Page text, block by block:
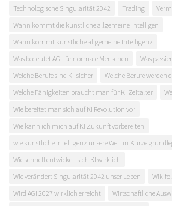
Technologische Singularität 2042
Trading
Wann kommt die künstliche allgemeine Intelligen
Wann kommt künstliche allgemeine Intelligenz
Was bedeutet AGI für normale Menschen
Was
Welche Berufe sind KI-sicher
Welche Berufe werden
Welche Fähigkeiten braucht man für KI Zeitalter
Wie bereitet man sich auf KI Revolution vor
Wie kann ich mich auf KI Zukunft vorbereiten
wie künstliche Intelligenz unsere Welt in Kürze
Wie schnell entwickelt sich KI wirklich
Wie verändert Singularität 2042 unser Leben
Wird AGI 2027 wirklich erreicht
Wirtschaftliche